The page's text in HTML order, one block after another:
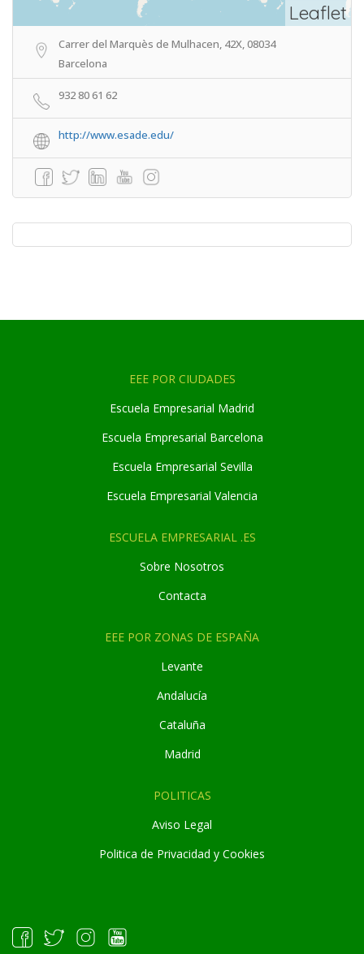
Leaflet
Carrer del Marquès de Mulhacen, 42X, 08034
Barcelona
932 80 61 62
http://www.esade.edu/
EEE POR CIUDADES
Escuela Empresarial Madrid
Escuela Empresarial Barcelona
Escuela Empresarial Sevilla
Escuela Empresarial Valencia
ESCUELA EMPRESARIAL .ES
Sobre Nosotros
Contacta
EEE POR ZONAS DE ESPAÑA
Levante
Andalucía
Cataluña
Madrid
POLITICAS
Aviso Legal
Politica de Privacidad y Cookies